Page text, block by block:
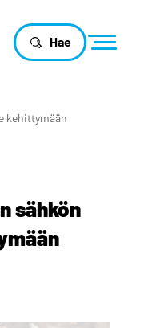
Hae
kehittymään
sähkön